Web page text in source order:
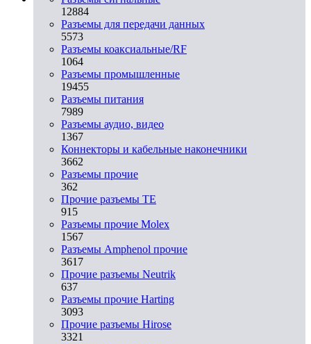
12884
Разъeмы для передачи данных
5573
Разъeмы коаксиальные/RF
1064
Разъeмы промышленные
19455
Разъeмы питания
7989
Разъeмы аудио, видео
1367
Коннекторы и кабельные наконечники
3662
Разъeмы прочие
362
Прочие разъемы TE
915
Разъемы прочие Molex
1567
Разъемы Amphenol прочие
3617
Прочие разъемы Neutrik
637
Разъемы прочие Harting
3093
Прочие разъемы Hirose
3321